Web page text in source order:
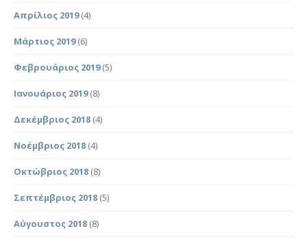
Απρίλιος 2019(4)
Μάρτιος 2019(6)
Φεβρουάριος 2019(5)
Ιανουάριος 2019(8)
Δεκέμβριος 2018 (4)
Νοέμβριος 2018 (4)
Οκτώβριος 2018 (8)
Σεπτέμβριος 2018 (5)
Αύγουστος 2018 (8)